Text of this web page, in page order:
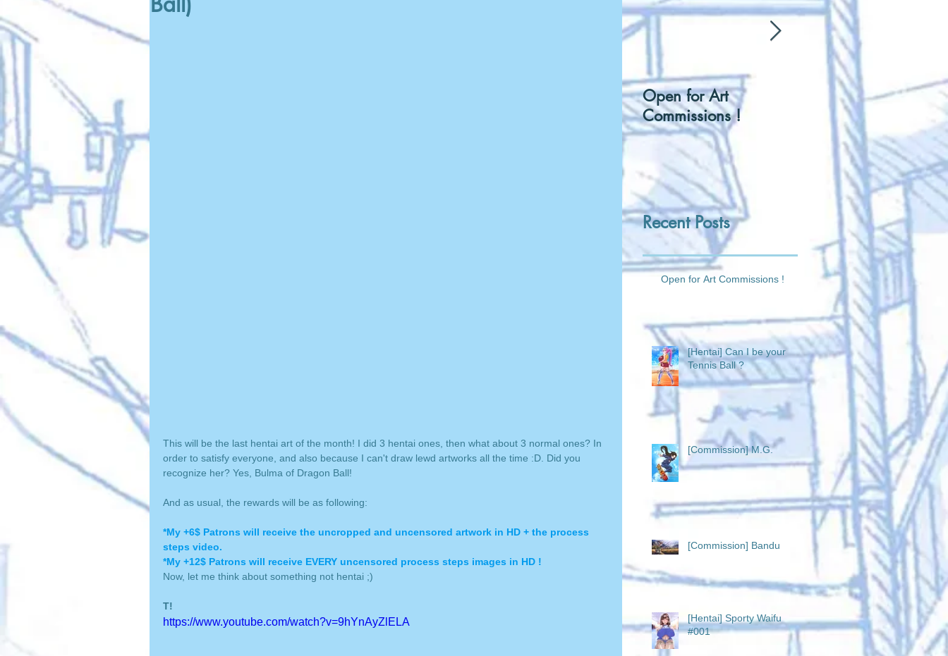
This will be the last hentai art of the month! I did 3 hentai ones, then what about 3 normal ones? In
order to satisfy everyone, and also because I can't draw lewd artworks all the time :D. Did you
recognize her? Yes, Bulma of Dragon Ball!
And as usual, the rewards will be as following:
*My +6$ Patrons will receive the uncropped and uncensored artwork in HD + the process
steps video.
*My +12$ Patrons will receive EVERY uncensored process steps images in HD !
Now, let me think about something not hentai ;)
T!
https://www.youtube.com/watch?v=9hYnAyZlELA
Open for Art
Commissions !
[Hentai] Can I be
Tennis Ball ?
Recent Posts
Open for Art Commissions !
[Hentai] Can I be your
Tennis Ball ?
[Commission] M.G.
[Commission] Bandu
[Hentai] Sporty Waifu
#001